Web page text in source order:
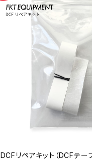
DCFリペアキット（DCFテー